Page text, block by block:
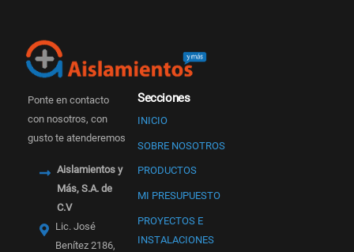
Ponte en contacto
con nosotros, con
gusto te atenderemos
Aislamientos y
Más, S.A. de
C.V
Lic. José
Benítez 2186,
Secciones
INICIO
SOBRE NOSOTROS
PRODUCTOS
MI PRESUPUESTO
PROYECTOS E
INSTALACIONES